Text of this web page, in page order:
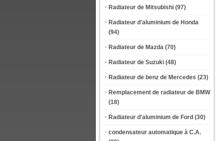
Radiateur de Mitsubishi (97)
Radiateur d'aluminium de Honda
(94)
Radiateur de Mazda (70)
Radiateur de Suzuki (48)
Radiateur de benz de Mercedes (23)
Remplacement de radiateur de BMW
(18)
Radiateur d'aluminium de Ford (30)
condensateur automatique à C.A.